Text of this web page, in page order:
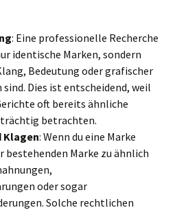
: Eine professionelle Recherche
identische Marken, sondern
Bedeutung oder grafischer
Dies ist entscheidend, weil
oft bereits ähnliche
betrachten.
Klagen: Wenn du eine Marke
bestehenden Marke zu ähnlich
oder sogar
Solche rechtlichen